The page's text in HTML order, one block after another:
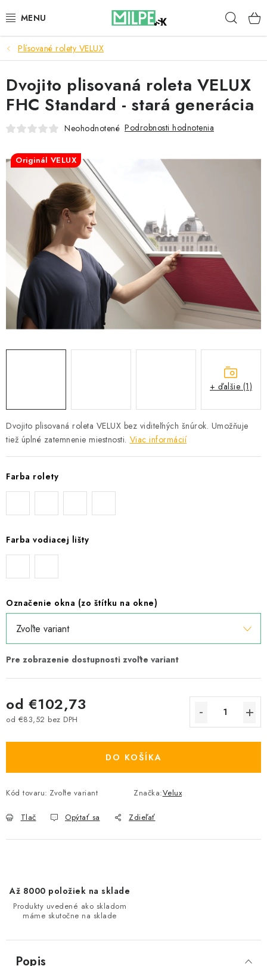
na
STREŠNÉ OKNÁ
PODKROVNÉ SCHODY
DOM A ZÁHRADA
KONTAKTY
Reklamace a vrácení zboží
Zásady používania súborov cookie
Podmínky ochrany osobních údajů
Obchodní podmínky
Mapa webu Milpe.sk
Plísované rolety VELUX
Dvojito plisovaná roleta VELUX bez viditeľných šnúrok. Umožňuje
tiež úplné zatemnenie miestnosti. Viac informácií
Farba rolety
Farba vodiacej lišty
Označenie okna (zo štítku na okne)
od €102,73
od €83,52 bez DPH
DO KOŠÍKA
Kód tovaru: Zvoľte variant Značka:Velux
Tlač Opýtať sa Zdieľať
Dvojito plisovaná roleta VELUX
FHC Standard - stará generácia
Neohodnotené Podrobnosti hodnotenia
Originál VELUX
+ ďalšie (1)
Až 8000 položiek na sklade
Produkty uvedené ako skladom
máme skutočne na sklade
Popis